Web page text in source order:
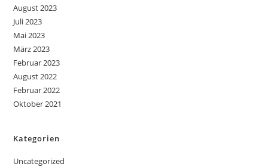
August 2023
Juli 2023
Mai 2023
März 2023
Februar 2023
August 2022
Februar 2022
Oktober 2021
Kategorien
Uncategorized